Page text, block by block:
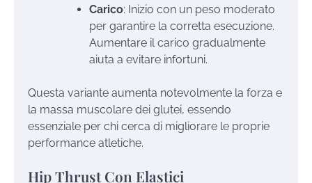
Carico: Inizio con un peso moderato
per garantire la corretta esecuzione.
Aumentare il carico gradualmente
aiuta a evitare infortuni.
Questa variante aumenta notevolmente la forza e
la massa muscolare dei glutei, essendo
essenziale per chi cerca di migliorare le proprie
performance atletiche.
Hip Thrust Con Elastici